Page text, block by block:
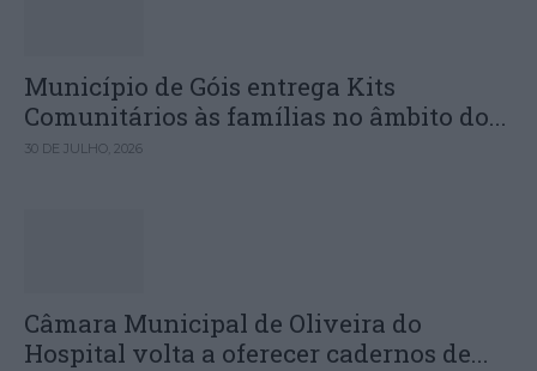
Município de Góis entrega Kits
Comunitários às famílias no âmbito do...
30 DE JULHO, 2026
Câmara Municipal de Oliveira do
Hospital volta a oferecer cadernos de...